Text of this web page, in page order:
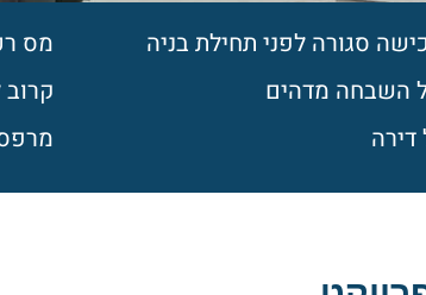
סגורה לפני תחילת בניה מס
השבחה מדהים
דירה